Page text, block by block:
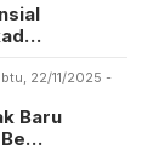
22/11/2025 -
Baru
Be…